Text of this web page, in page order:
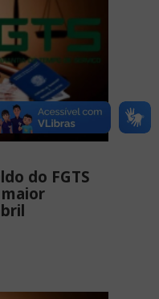
do FGTS